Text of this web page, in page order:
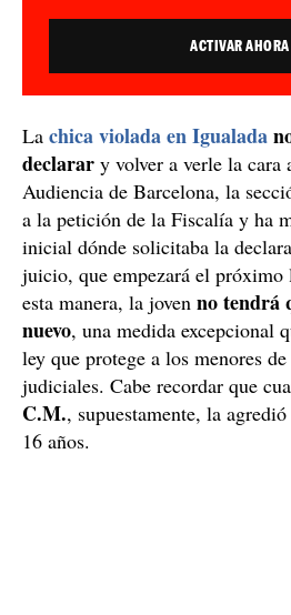
ACTIVAR
La chica violada en Igualada
declarar y volver a verle la cara
Audiencia de Barcelona, la
a la petición de la Fiscalía y ha
inicial dónde solicitaba la
juicio, que empezará el
esta manera, la joven no tendrá
nuevo, una medida excepcional
ley que protege a los menores
judiciales. Cabe recordar que
C.M., supuestamente, la
16 años.